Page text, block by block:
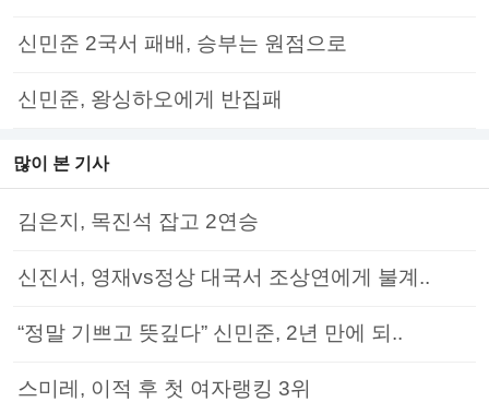
신민준 2국서 패배, 승부는 원점으로
신민준, 왕싱하오에게 반집패
많이 본 기사
김은지, 목진석 잡고 2연승
신진서, 영재vs정상 대국서 조상연에게 불계..
“정말 기쁘고 뜻깊다” 신민준, 2년 만에 되..
스미레, 이적 후 첫 여자랭킹 3위